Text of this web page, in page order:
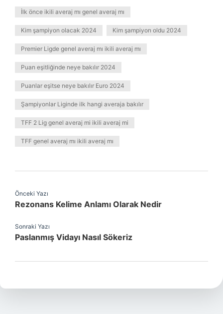
İlk önce ikili averaj mı genel averaj mı
Kim şampiyon olacak 2024 Kim şampiyon oldu 2024
Premier Ligde genel averaj mı ikili averaj mı
Puan eşitliğinde neye bakılır 2024
Puanlar eşitse neye bakılır Euro 2024
Şampiyonlar Liginde ilk hangi averaja bakılır
TFF 2 Lig genel averaj mi ikili averaj mi
TFF genel averaj mı ikili averaj mı
Önceki Yazı
Rezonans Kelime Anlamı Olarak Nedir
Sonraki Yazı
Paslanmış Vidayı Nasıl Sökeriz